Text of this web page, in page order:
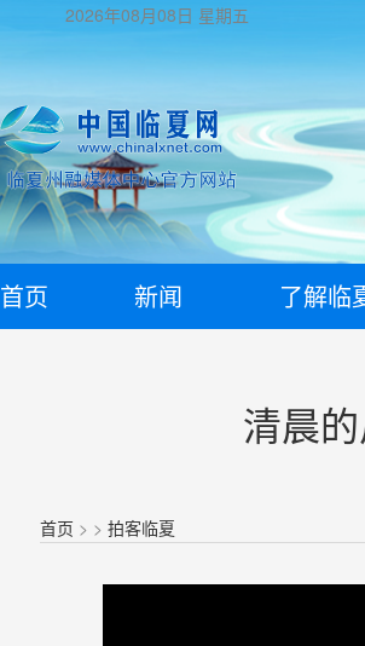
2026年08月08日 星期五
首页 新闻 了解临
清晨
首页 > >拍客临夏